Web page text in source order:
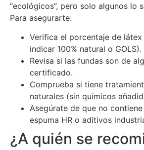
“ecológicos”, pero solo algunos lo
Para asegurarte:
Verifica el porcentaje de
indicar 100% natural o GOLS).
Revisa si las fundas son de
certificado.
Comprueba si tiene
naturales (sin químicos
Asegúrate de que no
espuma HR o aditivos
¿A quién se